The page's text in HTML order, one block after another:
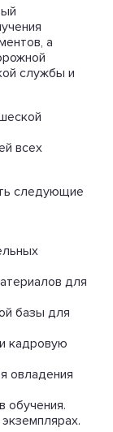
а
службы и
всех
следующие
для
базы для
кадровую
овладения
обучения.